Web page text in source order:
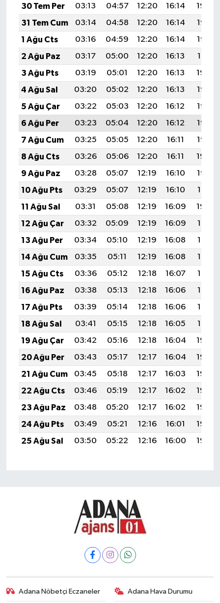
30 Tem Per
03:13 04:57 12:20 16:14
19:34
31 Tem Cum
03:14 04:58 12:20 16:14
19:33
1 Ağu Cts
03:16 04:59 12:20 16:14
19:32
2 Ağu Paz
03:17 05:00 12:20 16:13
19:31
3 Ağu Pts
03:19 05:01 12:20 16:13
19:30
4 Ağu Sal
03:20 05:02 12:20 16:13
19:28
5 Ağu Çar
03:22 05:03 12:20 16:12
19:27
6 Ağu Per
03:23 05:04 12:20 16:12
19:26
7 Ağu Cum
03:25 05:05 12:20 16:11
19:25
8 Ağu Cts
03:26 05:06 12:20 16:11
19:24
9 Ağu Paz
03:28 05:07 12:19 16:10
19:22
10 Ağu Pts
03:29 05:07 12:19 16:10
19:21
11 Ağu Sal
03:31 05:08 12:19 16:09
19:20
12 Ağu Çar
03:32 05:09 12:19 16:09
19:19
13 Ağu Per
03:34 05:10 12:19 16:08
19:17
14 Ağu Cum
03:35 05:11 12:19 16:08
19:16
15 Ağu Cts
03:36 05:12 12:18 16:07
19:15
16 Ağu Paz
03:38 05:13 12:18 16:06
19:13
17 Ağu Pts
03:39 05:14 12:18 16:06
19:12
18 Ağu Sal
03:41 05:15 12:18 16:05
19:10
19 Ağu Çar
03:42 05:16 12:18 16:04
19:09
20 Ağu Per
03:43 05:17 12:17 16:04
19:08
21 Ağu Cum
03:45 05:18 12:17 16:03
19:06
22 Ağu Cts
03:46 05:19 12:17 16:02
19:05
23 Ağu Paz
03:48 05:20 12:17 16:02
19:03
24 Ağu Pts
03:49 05:21 12:16 16:01
19:02
25 Ağu Sal
03:50 05:22 12:16 16:00 19:00
Adana Nöbetçi Eczaneler Adana Hava Durumu